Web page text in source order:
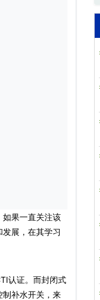
如果一直关注该
展，在其学习
认证。而封闭式
制补水开关，来